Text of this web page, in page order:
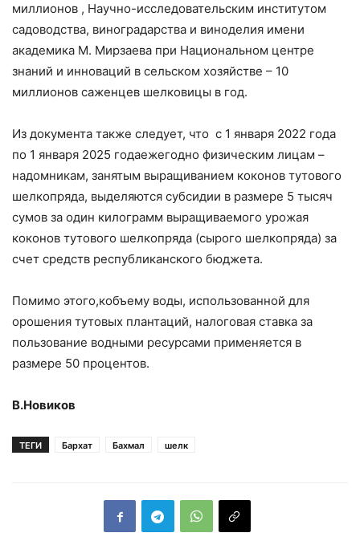
миллионов , Научно-исследовательским институтом
садоводства, виноградарства и виноделия имени
академика М. Мирзаева при Национальном центре
знаний и инноваций в сельском хозяйстве – 10
миллионов саженцев шелковицы в год.
Из документа также следует, что с 1 января 2022 года
по 1 января 2025 годаежегодно физическим лицам –
надомникам, занятым выращиванием коконов тутового
шелкопряда, выделяются субсидии в размере 5 тысяч
сумов за один килограмм выращиваемого урожая
коконов тутового шелкопряда (сырого шелкопряда) за
счет средств республиканского бюджета.
Помимо этого,кобъему воды, использованной для
орошения тутовых плантаций, налоговая ставка за
пользование водными ресурсами применяется в
размере 50 процентов.
В.Новиков
ТЕГИ Бархат Бахмал шелк